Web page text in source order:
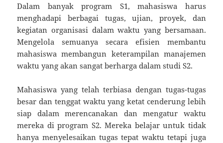
Dalam banyak program S1, mahasiswa harus
menghadapi berbagai tugas, ujian, proyek, dan
kegiatan organisasi dalam waktu yang bersamaan.
Mengelola semuanya secara efisien membantu
mahasiswa membangun keterampilan manajemen
waktu yang akan sangat berharga dalam studi S2.
Mahasiswa yang telah terbiasa dengan tugas-tugas
besar dan tenggat waktu yang ketat cenderung lebih
siap dalam merencanakan dan mengatur waktu
mereka di program S2. Mereka belajar untuk tidak
hanya menyelesaikan tugas tepat waktu tetapi juga